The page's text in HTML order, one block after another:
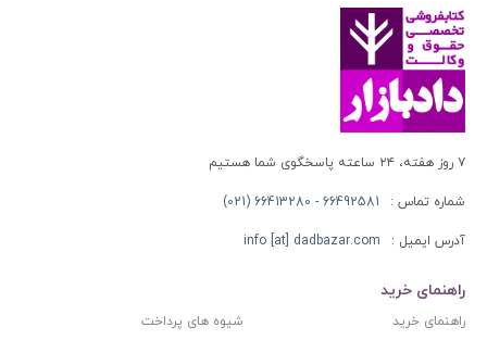
۷ روز هفته، ۲۴ ساعته پاسخگوی شما هستیم
شماره تماس : 66492581 - 66413280 (021)
آدرس ایمیل : info [at] dadbazar.com
راهنمای خرید
راهنمای خرید
شیوه های پرداخت